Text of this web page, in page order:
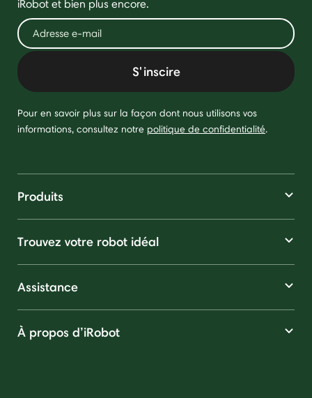
iRobot et bien plus encore.
S'inscire
Pour en savoir plus sur la façon dont nous utilisons vos
informations, consultez notre politique de confidentialité.
Produits
Trouvez votre robot idéal
Assistance
À propos d’iRobot